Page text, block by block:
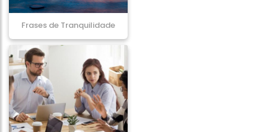
Frases de Tranquilidade